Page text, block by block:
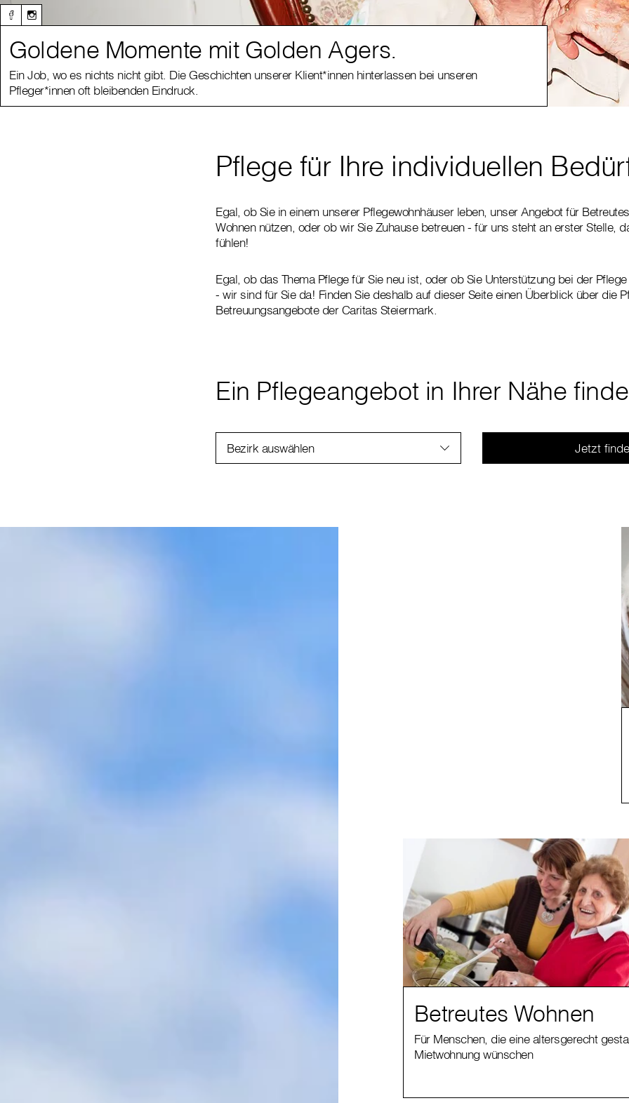
Goldene Momente mit Golden Agers.
Ein Job, wo es nichts nicht gibt. Die Geschichten unserer Klient*innen hinterlassen bei unseren
Pfleger*innen oft bleibenden Eindruck.
Pflege für Ihre individuellen
Egal, ob Sie in einem unserer Pflegewohnhäuser leben, unser Angebot für
Wohnen nützen, oder ob wir Sie Zuhause betreuen - für uns steht an erster Stelle,
fühlen!
Egal, ob das Thema Pflege für Sie neu ist, oder ob Sie Unterstützung bei der
- wir sind für Sie da! Finden Sie deshalb auf dieser Seite einen Überblick über die
Betreuungsangebote der Caritas Steiermark.
Ein Pflegeangebot in Ihrer Nähe
Bezirk auswählen
Betreutes Wohnen
Für Menschen, die eine altersgerecht
Mietwohnung wünschen